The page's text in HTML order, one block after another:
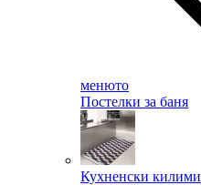
менюто
Постелки за баня
Кухненски килими